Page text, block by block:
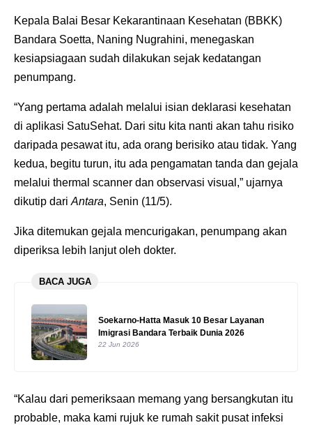
Kepala Balai Besar Kekarantinaan Kesehatan (BBKK)
Bandara Soetta, Naning Nugrahini, menegaskan
kesiapsiagaan sudah dilakukan sejak kedatangan
penumpang.
“Yang pertama adalah melalui isian deklarasi kesehatan
di aplikasi SatuSehat. Dari situ kita nanti akan tahu risiko
daripada pesawat itu, ada orang berisiko atau tidak. Yang
kedua, begitu turun, itu ada pengamatan tanda dan gejala
melalui thermal scanner dan observasi visual,” ujarnya
dikutip dari Antara, Senin (11/5).
Jika ditemukan gejala mencurigakan, penumpang akan
diperiksa lebih lanjut oleh dokter.
BACA JUGA
Soekarno-Hatta Masuk 10 Besar Layanan
Imigrasi Bandara Terbaik Dunia 2026
22 Jun 2026
“Kalau dari pemeriksaan memang yang bersangkutan itu
probable, maka kami rujuk ke rumah sakit pusat infeksi